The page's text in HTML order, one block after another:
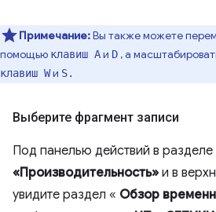
Примечание:Вы также можете
помощью клавиш Aи D , а
клавиш Wи S.
Выберите фрагмент записи
Под панелью действий в разделе
«Производительность» и в
увидите раздел « Обзор